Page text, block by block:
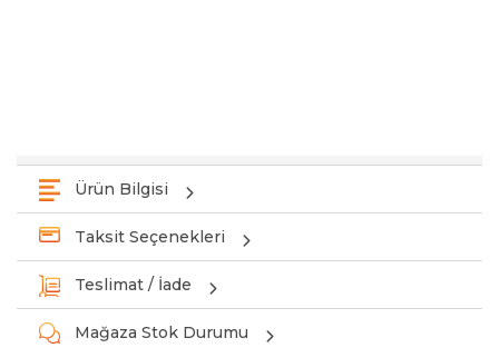
Ürün Bilgisi
Taksit Seçenekleri
Teslimat / İade
Mağaza Stok Durumu